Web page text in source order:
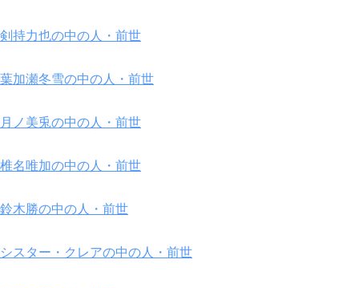
剣持力也の中の人・前世
葉加瀬冬雪の中の人・前世
月ノ美兎の中の人・前世
椎名唯加の中の人・前世
鈴木勝の中の人・前世
シスター・クレアの中の人・前世